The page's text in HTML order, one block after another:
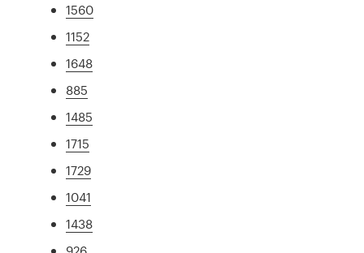
1560
1152
1648
885
1485
1715
1729
1041
1438